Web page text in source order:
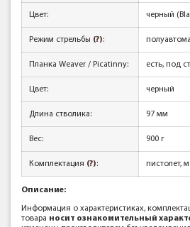
Цвет: черный
Режим стрельбы (?):
Планка Weaver / Picatinny: есть, под
Цвет: черный
Длина стволика: 97 мм
Вес: 900 г
Комплектация (?): пистолет,
Описание:
Информация о характеристиках,
товара носит ознакомительный